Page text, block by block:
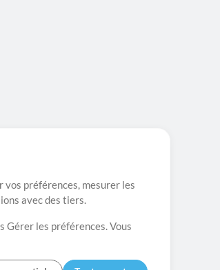
préférences, mesurer les
avec des tiers.
Gérer les préférences. Vous